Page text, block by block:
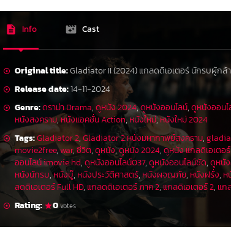
Info Cast
Original title:Gladiator II (2024) แกลดดิเอเตอร์ นักรบผู้กล้
Release date:14-11-2024
Genre:ดราม่า Drama,ดูหนัง 2024,ดูหนังออนไลน์,ดูหนังออน
หนังสงคราม,หนังแอคชั่น Action,หนังใหม่,หนังใหม่ 2024
Tags:Gladiator 2,Gladiator 2 หนังมหากาพย์สงคราม,
movie2free,war,ชีวิต,ดูหนัง,ดูหนัง 2024,ดูหนัง แกลดิเอเตอ
ออนไลน์ imovie hd,ดูหนังออนไลน์037,ดูหนังออนไลน์ชัด,ดูหนั
หนังนักรบ,หนังบู๊, หนังประวัติศาสตร์, หนังผจญภัย, หนังฝรั่ง, ห
ลดดิเอเตอร์ Full HD, แกลดดิเอเตอร์ ภาค 2, แกลดิเอเตอร์ 2, แก
Rating:
0votes